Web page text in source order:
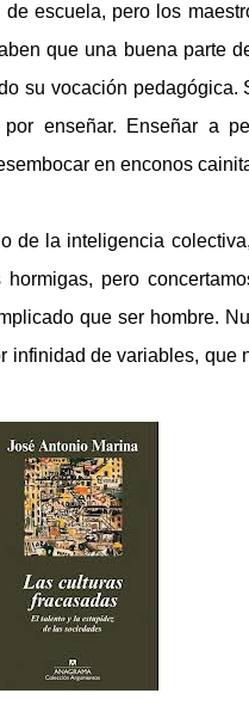
escuela, pero los
que una buena parte
su vocación
enseñar. Enseñar a
en enconos
de la inteligencia
pero
que ser hombre.
infinidad de variables, que